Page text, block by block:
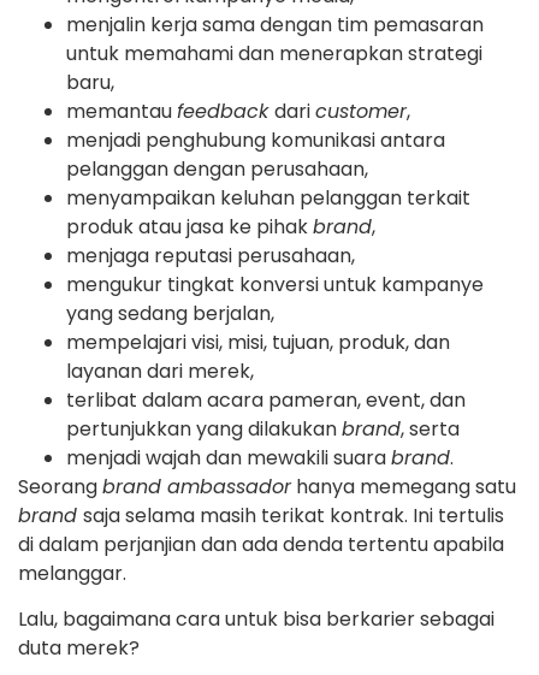
menjalin kerja sama dengan tim pemasaran
untuk memahami dan menerapkan strategi
baru,
memantaufeedbackdaricustomer,
menjadi penghubung komunikasi antara
pelanggan dengan perusahaan,
menyampaikan keluhan pelanggan terkait
produk atau jasa ke pihakbrand,
menjaga reputasi perusahaan,
mengukur tingkat konversi untuk kampanye
yang sedang berjalan,
mempelajari visi, misi, tujuan, produk, dan
layanan dari merek,
terlibat dalam acara pameran, event, dan
pertunjukkan yang dilakukanbrand, serta
menjadi wajah dan mewakili suarabrand.
Seorangbrand ambassadorhanya memegang satu
brand saja selama masih terikat kontrak. Ini tertulis
di dalam perjanjian dan ada denda tertentu apabila
melanggar.
Lalu, bagaimana cara untuk bisa berkarier sebagai
duta merek?